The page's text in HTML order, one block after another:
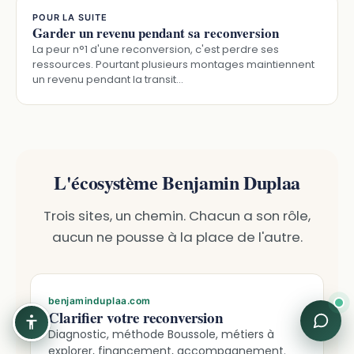
POUR LA SUITE
Garder un revenu pendant sa reconversion
La peur n°1 d'une reconversion, c'est perdre ses
ressources. Pourtant plusieurs montages maintiennent
un revenu pendant la transit…
L'écosystème Benjamin Duplaa
Trois sites, un chemin. Chacun a son rôle,
aucun ne pousse à la place de l'autre.
benjaminduplaa.com
Clarifier votre reconversion
Diagnostic, méthode Boussole, métiers à